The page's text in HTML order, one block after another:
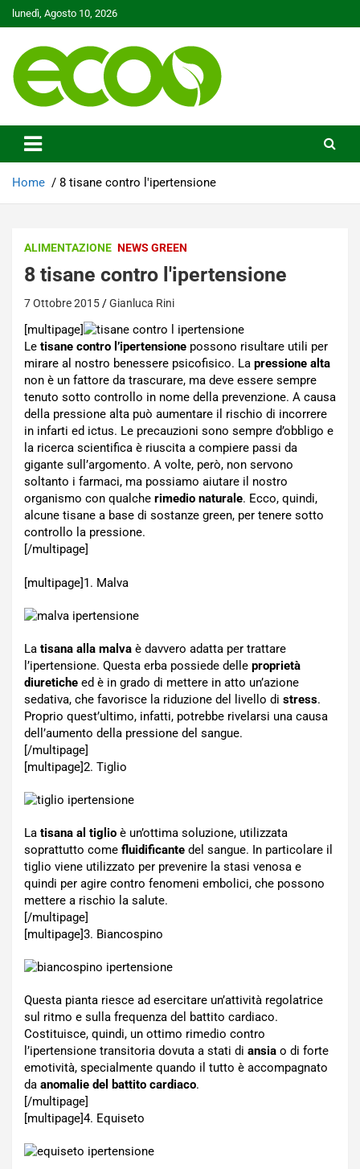
Skip
to
lunedì, Agosto 10, 2026
Ecoo.it
Home 8 tisane contro l'ipertensione
ALIMENTAZIONE NEWS GREEN
8 tisane contro l'ipertensione
7 Ottobre 2015 Gianluca Rini
[multipage]
Le tisane contro l’ipertensione possono risultare utili per
mirare al nostro benessere psicofisico. La pressione alta
non è un fattore da trascurare, ma deve essere sempre
tenuto sotto controllo in nome della prevenzione. A causa
della pressione alta può aumentare il rischio di incorrere
in infarti ed ictus. Le precauzioni sono sempre d’obbligo e
la ricerca scientifica è riuscita a compiere passi da
gigante sull’argomento. A volte, però, non servono
soltanto i farmaci, ma possiamo aiutare il nostro
organismo con qualche rimedio naturale. Ecco, quindi,
alcune tisane a base di sostanze green, per tenere sotto
controllo la pressione.
[/multipage]
[multipage]1. Malva
La tisana alla malva è davvero adatta per trattare
l’ipertensione. Questa erba possiede delle proprietà
diuretiche ed è in grado di mettere in atto un’azione
sedativa, che favorisce la riduzione del livello di stress.
Proprio quest’ultimo, infatti, potrebbe rivelarsi una causa
dell’aumento della pressione del sangue.
[/multipage]
[multipage]2. Tiglio
La tisana al tiglio è un’ottima soluzione, utilizzata
soprattutto come fluidificante del sangue. In particolare il
tiglio viene utilizzato per prevenire la stasi venosa e
quindi per agire contro fenomeni embolici, che possono
mettere a rischio la salute.
[/multipage]
[multipage]3. Biancospino
Questa pianta riesce ad esercitare un’attività regolatrice
sul ritmo e sulla frequenza del battito cardiaco.
Costituisce, quindi, un ottimo rimedio contro
l’ipertensione transitoria dovuta a stati di ansia o di forte
emotività, specialmente quando il tutto è accompagnato
da anomalie del battito cardiaco.
[/multipage]
[multipage]4. Equiseto